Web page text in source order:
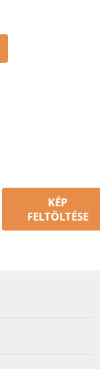
KÉP
FELTÖLTÉSE